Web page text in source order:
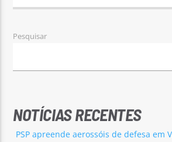
Pesquisar
NOTÍCIAS RECENTES
PSP apreende aerossóis de defesa em